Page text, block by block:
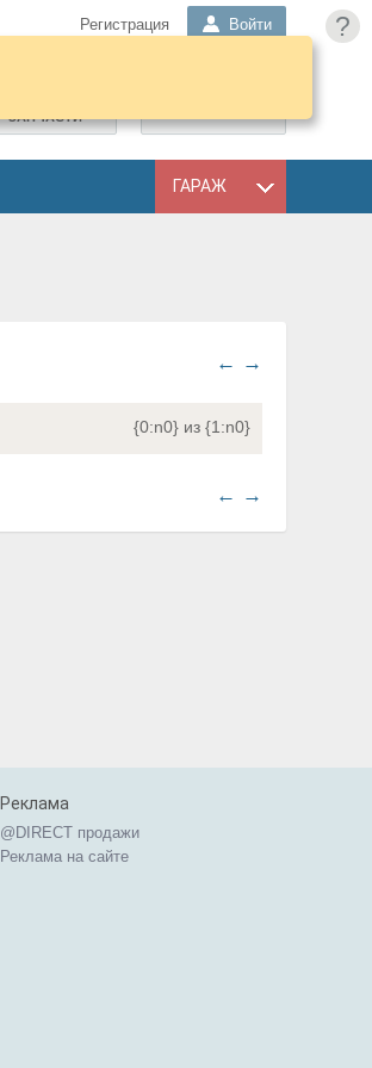
?
Регистрация Войти
ЗАПЧАСТИ
ГАРАЖ
← →
{0:n0} из {1:n0}
← →
Реклама
@DIRECT продажи
Реклама на сайте